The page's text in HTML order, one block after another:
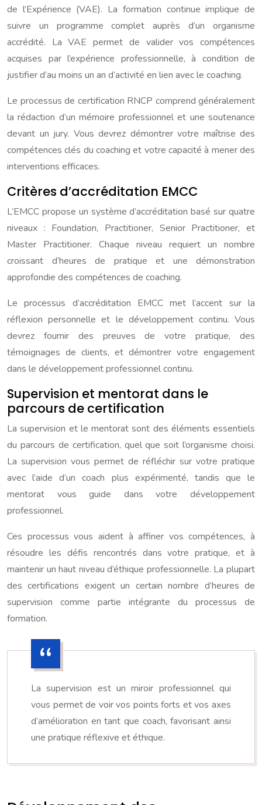
de l’Expérience (VAE). La formation continue implique de
suivre un programme complet auprès d’un organisme
accrédité. La VAE permet de valider vos compétences
acquises par l’expérience professionnelle, à condition de
justifier d’au moins un an d’activité en lien avec le coaching.
Le processus de certification RNCP comprend généralement
la rédaction d’un mémoire professionnel et une soutenance
devant un jury. Vous devrez démontrer votre maîtrise des
compétences clés du coaching et votre capacité à mener des
interventions efficaces.
Critères d’accréditation EMCC
L’EMCC propose un système d’accréditation basé sur quatre
niveaux : Foundation, Practitioner, Senior Practitioner, et
Master Practitioner. Chaque niveau requiert un nombre
croissant d’heures de pratique et une démonstration
approfondie des compétences de coaching.
Le processus d’accréditation EMCC met l’accent sur la
réflexion personnelle et le développement continu. Vous
devrez fournir des preuves de votre pratique, des
témoignages de clients, et démontrer votre engagement
dans le développement professionnel continu.
Supervision et mentorat dans le
parcours de certification
La supervision et le mentorat sont des éléments essentiels
du parcours de certification, quel que soit l’organisme choisi.
La supervision vous permet de réfléchir sur votre pratique
avec l’aide d’un coach plus expérimenté, tandis que le
mentorat vous guide dans votre développement
professionnel.
Ces processus vous aident à affiner vos compétences, à
résoudre les défis rencontrés dans votre pratique, et à
maintenir un haut niveau d’éthique professionnelle. La plupart
des certifications exigent un certain nombre d’heures de
supervision comme partie intégrante du processus de
formation.
La supervision est un miroir professionnel qui
vous permet de voir vos points forts et vos axes
d’amélioration en tant que coach, favorisant ainsi
une pratique réflexive et éthique.